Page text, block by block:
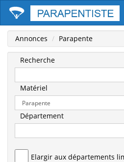
Annonces Parapente
Recherche
Matériel
Département
Elargir aux départements